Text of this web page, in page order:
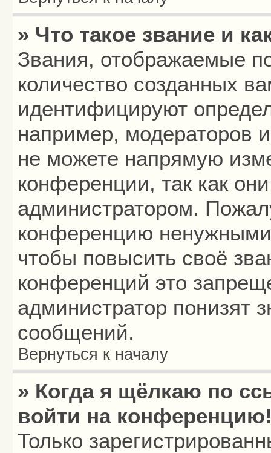
» Что такое звание и
Звания, отображаемые
количество созданных
идентифицируют
например, модераторов
не можете напрямую
конференции, так как
администратором.
конференцию
чтобы повысить своё
конференций это
администратор понизят
сообщений.
Вернуться к началу
» Когда я щёлкаю по
войти на
Только